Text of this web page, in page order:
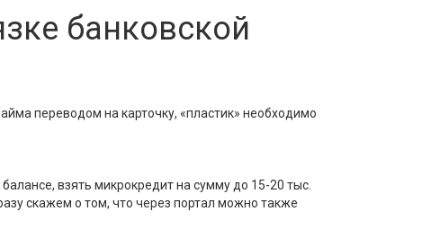
банковской
переводом на карточку, «пластик» необходимо
взять микрокредит на сумму до 15-20 тыс.
скажем о том, что через портал можно также